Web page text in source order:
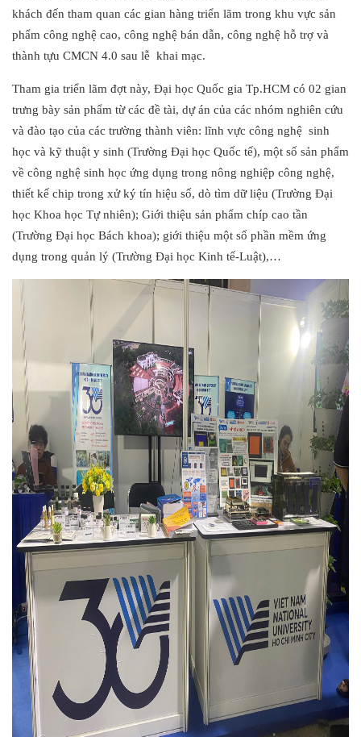
khách đến tham quan các gian hàng triển lãm trong khu vực sản
phẩm công nghệ cao, công nghệ bán dẫn, công nghệ hỗ trợ và
thành tựu CMCN 4.0 sau lễ khai mạc.
Tham gia triển lãm đợt này, Đại học Quốc gia Tp.HCM có 02 gian
trưng bày sản phẩm từ các đề tài, dự án của các nhóm nghiên cứu
và đào tạo của các trường thành viên: lĩnh vực công nghệ sinh
học và kỹ thuật y sinh (Trường Đại học Quốc tế), một số sản phẩm
về công nghệ sinh học ứng dụng trong nông nghiệp công nghệ,
thiết kế chip trong xử ký tín hiệu số, dò tìm dữ liệu (Trường Đại
học Khoa học Tự nhiên); Giới thiệu sản phẩm chíp cao tần
(Trường Đại học Bách khoa); giới thiệu một số phần mềm ứng
dụng trong quản lý (Trường Đại học Kinh tế-Luật),…